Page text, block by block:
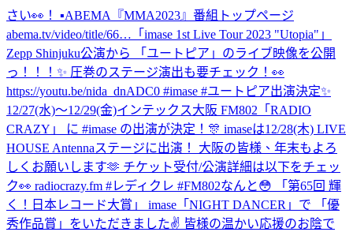
さい👀！ ▪︎ABEMA『MMA2023』番組トップページ
abema.tv/video/title/66… 「imase 1st Live Tour 2023 "Utopia"」
Zepp Shinjuku公演から 「ユートピア」のライブ映像を公開
っ！！！✨ 圧巻のステージ演出も要チェック！👀
https://youtu.be/nida_dnADC0 #imase #ユートピア出演決定✨
12/27(水)〜12/29(金)インテックス大阪 FM802「RADIO
CRAZY」 に #imase の出演が決定！🎊 imaseは12/28(木) LIVE
HOUSE Antennaステージに出演！ 大阪の皆様、年末もよろ
しくお願いします🫶 チケット受付/公演詳細は以下をチェッ
ク👀 radiocrazy.fm #レディクレ #FM802なんと😳 「第65回 輝
く！日本レコード大賞」 imase「NIGHT DANCER」で 「優
秀作品賞」をいただきました✌️ 皆様の温かい応援のお陰で